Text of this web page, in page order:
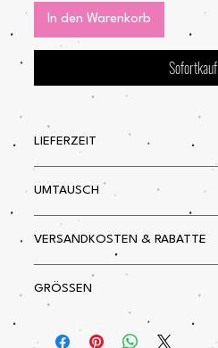
In den Warenkorb
Sofortkauf
LIEFERZEIT
UMTAUSCH
Vom Umtausch ausgeschlossen.
VERSANDKOSTEN & RABATTE
Die Adventskalender sind in
versandkostenfrei!
Die Reservierungen können
kombiniert werden!
GRÖSSEN
Bitte die Größentabellen beachten.
Für die Kleidergrößen deine